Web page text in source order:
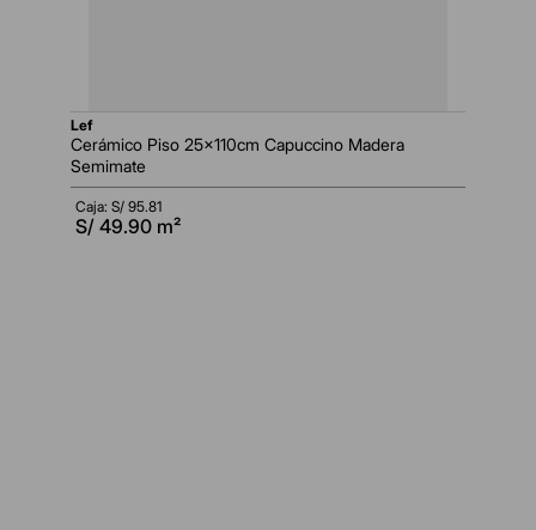
lef
Cerámico Piso 25x110cm Capuccino Madera
Semimate
Caja: S/ 95.81
S/ 49.90 m²